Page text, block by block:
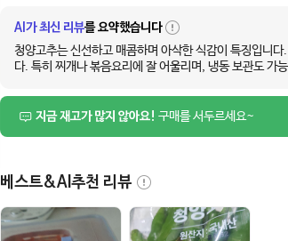
AI가 최신 리뷰를 요약했습니다
자
세
히
보
청양고추는 신선하고 매콤하며 아삭한 식감이 특징입니
다. 특히 찌개나 볶음요리에 잘 어울리며, 냉동 보관도 가
구매 도움되는 리뷰 4,710건 이 있어요.
지금 재고가 많지 않아요! 구매를 서두르세요~
베스트&AI추천 리뷰